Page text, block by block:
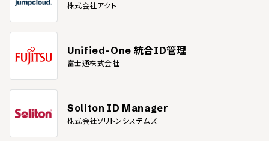
株式会社アクト
Unified-One 統合ID管理
富士通株式会社
Soliton ID Manager
株式会社ソリトンシステムズ